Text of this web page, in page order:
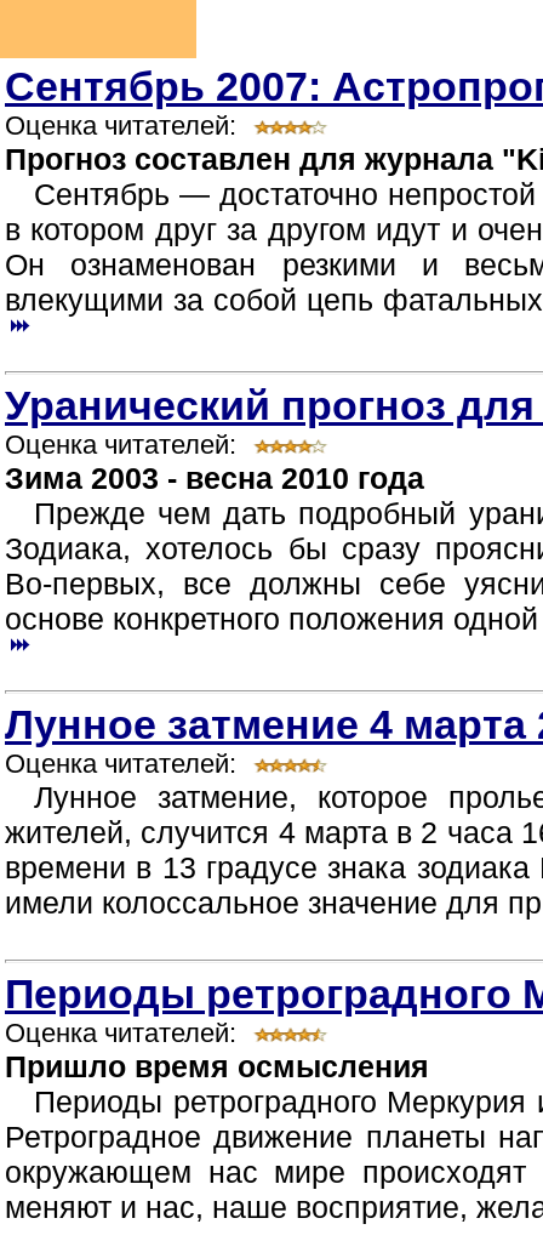
Сентябрь 2007:
Оценка читателей:
Прогноз составлен для журнала
Сентябрь — достаточно
в котором друг за другом идут и
Он ознаменован резкими и
влекущими за собой цепь
Уранический прогноз
Оценка читателей:
Зима 2003 - весна 2010 года
Прежде чем дать подробный
Зодиака, хотелось бы сразу
Во-первых, все должны себе
основе конкретного положения
Лунное затмение 4 марта
Оценка читателей:
Лунное затмение, которое
жителей, случится 4 марта в 2 часа
времени в 13 градусе знака
имели колоссальное значение для
Периоды ретроградного
Оценка читателей:
Пришло время осмысления
Периоды ретроградного
Ретроградное движение планеты
окружающем нас мире происходят
меняют и нас, наше восприятие,